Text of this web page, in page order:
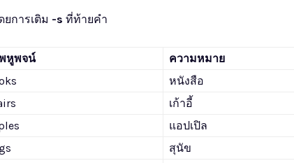
การเติม -s ที่ท้ายคำ
หูพจน์
ความหมาย
หนังสือ
เก้าอี้
แอปเปิล
สุนัข